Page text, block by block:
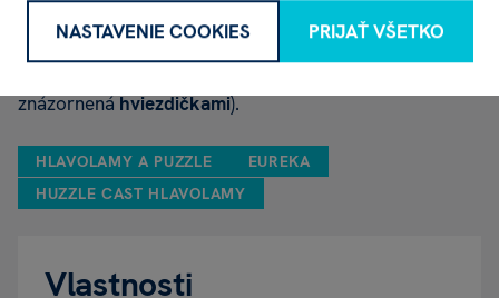
kedy biela farba je pre náročnosť 1-4 a čierna farba
znázornenáhviezdičkami).
HLAVOLAMY A PUZZLE
EUREKA
HUZZLE CAST HLAVOLAMY
Vlastnosti
NASTAVENIE COOKIES PRIJAŤ VŠETKO